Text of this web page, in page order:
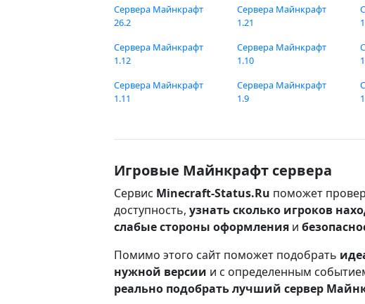
Сервера Майнкрафт
26.2
Сервера Майнкрафт
1.21
Сервера Майнкрафт
1.12
Сервера Майнкрафт
1.11
Сервера Майнкрафт
1.10
Сервера Майнкрафт
1.9
Игровые Майнкрафт сервера
Сервис Minecraft-Status.Ru поможет
доступность, узнать сколько игроков
слабые стороны оформления и
Помимо этого сайт поможет подобрать
нужной версии и с определенным
реально подобрать лучший сервер